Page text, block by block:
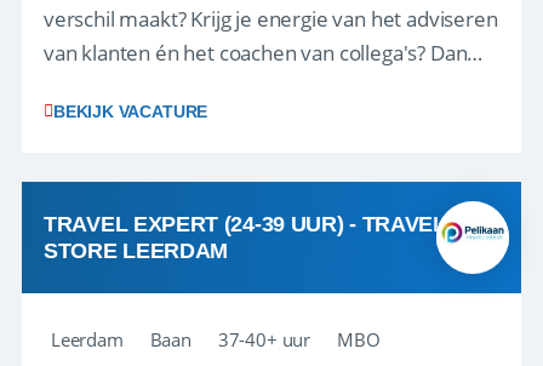
verschil maakt? Krijg je energie van het adviseren
van klanten én het coachen van collega's? Dan
(onderdeel van Pelikaan Travel Group) zoeken
team het reisbureau verder...
BEKIJK VACATURE
TRAVEL EXPERT (24-39 UUR) - TRAVEL
STORE LEERDAM
Leerdam Baan 37-40+ uur MBO